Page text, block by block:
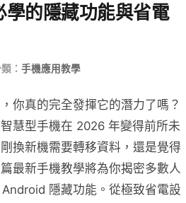
的隱藏功能與省電
： 手機應用教學
你真的完全發揮它的潛力了嗎？
慧型手機在 2026 年變得前所未
換新機需要轉移資料，還是覺得
最新手機教學將為你揭密多數人
隱藏功能。從極致省電設